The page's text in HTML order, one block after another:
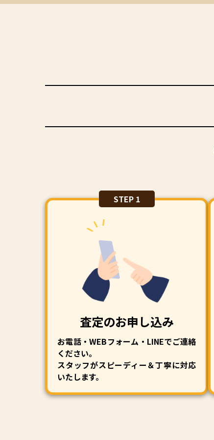
STEP 1
査定のお申し込み
お電話・WEBフォーム・LINEでご連絡
ください。
スタッフがスピーディー＆丁寧に対応
いたします。